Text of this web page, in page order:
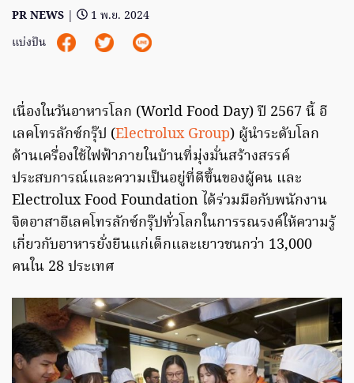
PR NEWS |
1 พ.ย. 2024
แบ่งปัน
เนื่องในวันอาหารโลก (World Food Day) ปี 2567 นี้ อี
เลคโทรลักซ์กรุ๊ป (Electrolux Group) ผู้นำระดับโลก
ด้านเครื่องใช้ไฟฟ้าภายในบ้านที่มุ่งมั่นสร้างสรรค์
ประสบการณ์และความเป็นอยู่ที่ดีขึ้นของผู้คน และ
Electrolux Food Foundation ได้ร่วมมือกับพนักงาน
จิตอาสาอีเลคโทรลักซ์กรุ๊ปทั่วโลกในการรณรงค์ให้ความรู้
เกี่ยวกับอาหารยั่งยืนแก่เด็กและเยาวชนกว่า 13,000
คนใน 28 ประเทศ